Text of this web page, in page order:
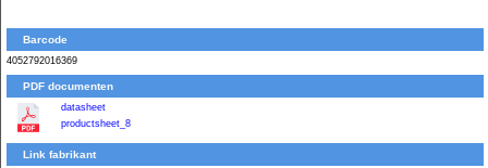
Barcode
4052792016369
PDF documenten
datasheet
productsheet_8
Link fabrikant